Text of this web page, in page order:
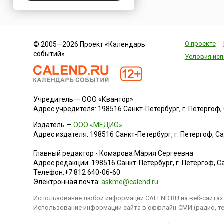
Нигерия
Норвегия
ОАЭ
Оман
Палестина
Перу
Португалия
Румыния
США
Саудовская Аравия
Сербия
© 2005—2026 Проект «Календарь
событий»
О проекте
Условия
Учредитель — ООО «Квантор»
Адрес учредителя: 198516 Санкт-Петербург, г.
Издатель —ООО «МЕДИО»
Адрес издателя: 198516 Санкт-Петербург, г. Петергоф,
Главный редактор - Комарова Мария Сергеевна
Адрес редакции: 198516 Санкт-Петербург, г. Петергоф,
Телефон:+7 812 640-06-60
Электронная почта:askme@calend.ru
Использование любой информации CALEND.RU на веб-
Использование информации сайта в оффлайн-СМИ (радио,